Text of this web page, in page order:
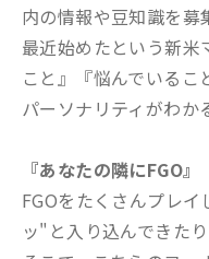
内の情報や豆知識を募
最近始めたという新米
こと』『悩んでいるこ
パーソナリティがわか
『あなたの隣にFGO』
FGOをたくさんプレ
ッ"と入り込んできたり